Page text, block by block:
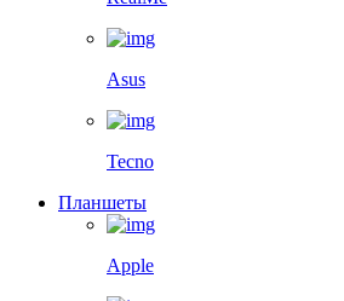
Asus
Tecno
Планшеты
Apple